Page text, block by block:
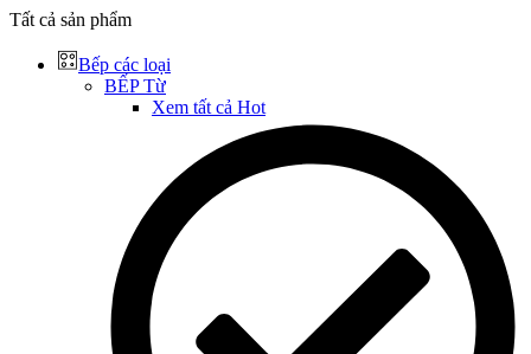
Tất cả sản phẩm
Bếp các loại
BẾP Từ
Xem tất cả Hot